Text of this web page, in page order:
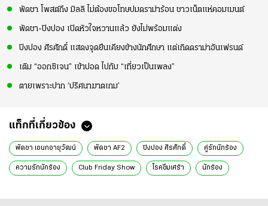
พัดชา โพสต์ถึง มิลลิ ไม่ต้องขอโทษปมดราม่าร้อน ชาวเน็ตแห่คอมเมนต์
พัดชา-ปิงปอง เปิดหัวใจหวานแล้ว ยังไม่พร้อมแต่ง
ปิงปอง ศิรศักดิ์ แสดงจุดยืนเคียงข้างนักศึกษา แต่เกิดดราม่าอันเฟรนด์
เติม “ออกซิเจน” เข้าปอด ไปกับ “เที่ยวเป็นเพลง”
ตายเพราะปาก ‘ปริศนาฆาตเกม’
แท็กที่เกี่ยวข้อง
พัดชา เอนกอายุวัฒน์ พัดชา AF2 ปิงปอง ศิรศักดิ์ คู่รักนักร้อง
ความรักนักร้อง Club Friday Show โรคซึมเศร้า นักร้อง